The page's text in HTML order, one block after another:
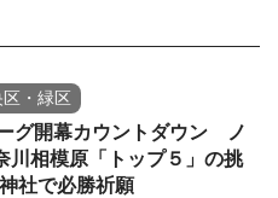
・緑区
グ開幕カウントダウン ノ
川相模原「トップ５」の挑
社で必勝祈願